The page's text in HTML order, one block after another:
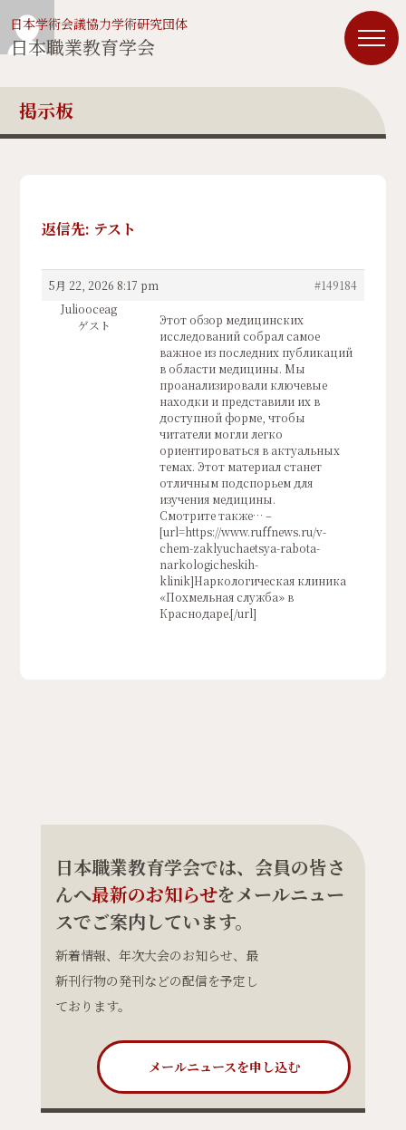
日本学術会議協力学術研究団体
日本職業教育学会
掲示板
返信先: テスト
5月 22, 2026 8:17 pm
#149184
Juliooceag
ゲスト
Этот обзор медицинских
исследований собрал самое
важное из последних публикаций
в области медицины. Мы
проанализировали ключевые
находки и представили их в
доступной форме, чтобы
читатели могли легко
ориентироваться в актуальных
темах. Этот материал станет
отличным подспорьем для
изучения медицины.
Смотрите также… –
[url=https://www.ruffnews.ru/v-
chem-zaklyuchaetsya-rabota-
narkologicheskih-
klinik]Наркологическая клиника
«Похмельная служба» в
Краснодаре.[/url]
日本職業教育学会では、会員の皆さ
んへ最新のお知らせをメールニュー
スでご案内しています。
新着情報、年次大会のお知らせ、最
新刊行物の発刊などの配信を予定し
ております。
メールニュースを申し込む